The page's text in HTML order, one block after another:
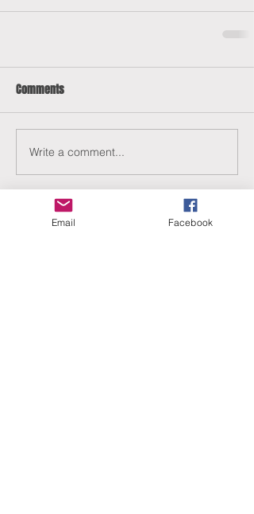
Comments
Write a comment...
Email Facebook